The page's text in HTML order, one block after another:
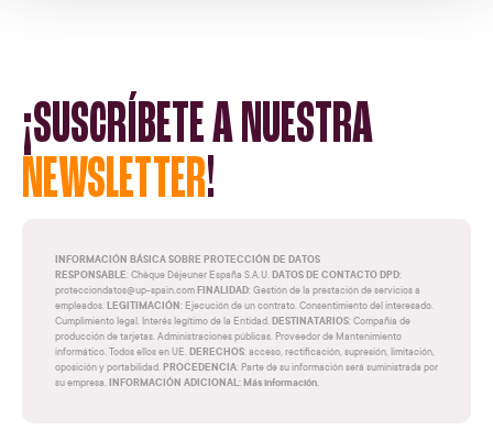
¡SUSCRÍBETE A NUESTRA
NEWSLETTER!
INFORMACIÓN BÁSICA SOBRE PROTECCIÓN DE DATOS
RESPONSABLE: Chèque Déjeuner España S.A.U. DATOS DE CONTACTO DPD:
protecciondatos@up-spain.comFINALIDAD: Gestión de la prestación de servicios a
empleados. LEGITIMACIÓN: Ejecución de un contrato. Consentimiento del interesado.
Cumplimiento legal. Interés legítimo de la Entidad. DESTINATARIOS: Compañía de
producción de tarjetas. Administraciones públicas. Proveedor de Mantenimiento
informático. Todos ellos en UE. DERECHOS: acceso, rectificación, supresión, limitación,
oposición y portabilidad. PROCEDENCIA: Parte de su información será suministrada por
su empresa. INFORMACIÓN ADICIONAL: Más información.